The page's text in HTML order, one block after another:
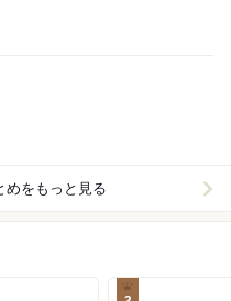
めをもっと見る